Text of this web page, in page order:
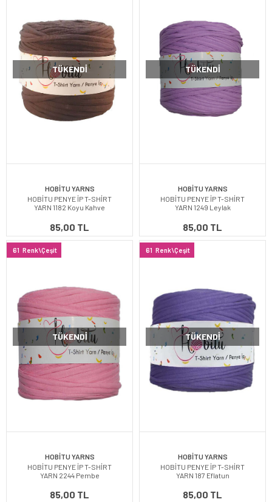
TÜKENDI
HOBİTU YARNS
HOBİTU PENYE İP T-SHİRT
YARN 1182 Koyu Kahve
85,00 TL
TÜKENDI
HOBİTU YARNS
HOBİTU PENYE İP T-SHİRT
YARN 1249 Leylak
85,00 TL
61 Renk\Çeşit
TÜKENDI
HOBİTU YARNS
HOBİTU PENYE İP T-SHİRT
YARN 2244 Pembe
85,00 TL
61 Renk\Çeşit
TÜKENDI
HOBİTU YARNS
HOBİTU PENYE İP T-SHİRT
YARN 187 Eflatun
85,00 TL